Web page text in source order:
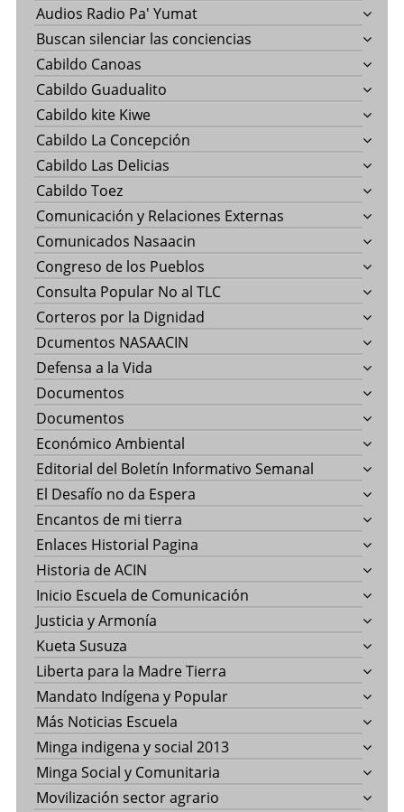
Audios Radio Pa' Yumat
Buscan silenciar las conciencias
Cabildo Canoas
Cabildo Guadualito
Cabildo kite Kiwe
Cabildo La Concepción
Cabildo Las Delicias
Cabildo Toez
Comunicación y Relaciones Externas
Comunicados Nasaacin
Congreso de los Pueblos
Consulta Popular No al TLC
Corteros por la Dignidad
Dcumentos NASAACIN
Defensa a la Vida
Documentos
Documentos
Económico Ambiental
Editorial del Boletín Informativo Semanal
El Desafío no da Espera
Encantos de mi tierra
Enlaces Historial Pagina
Historia de ACIN
Inicio Escuela de Comunicación
Justicia y Armonía
Kueta Susuza
Liberta para la Madre Tierra
Mandato Indígena y Popular
Más Noticias Escuela
Minga indigena y social 2013
Minga Social y Comunitaria
Movilización sector agrario